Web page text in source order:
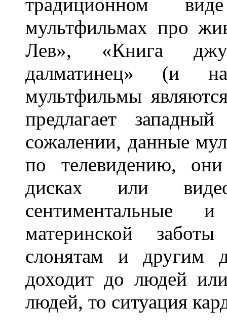
традиционном
мультфильмах про
Лев», «Книга
далматинец» (и
мультфильмы
предлагает
сожалении, данные
по телевидению,
дисках или
материнской
слонятам и другим
доходит до людей
людей, то ситуация